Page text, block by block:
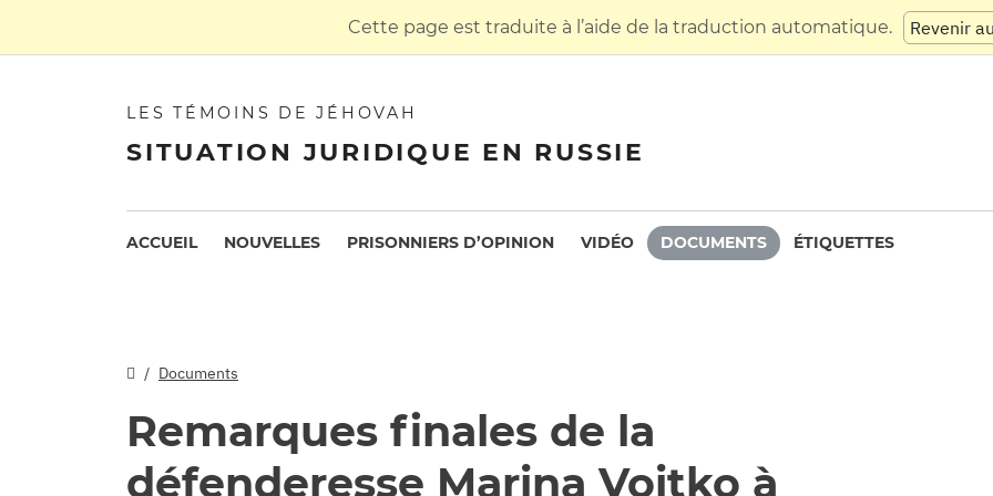
Cette page est traduite à l’aide de la traduction automatique. Revenir
LES TÉMOINS DE JÉHOVAH
SITUATION JURIDIQUE EN RUSSIE
ACCUEIL NOUVELLES PRISONNIERS D’OPINION VIDÉO DOCUMENTS ÉTIQUETTES
Documents
Remarques finales de la
défenderesse Marina Voitko à